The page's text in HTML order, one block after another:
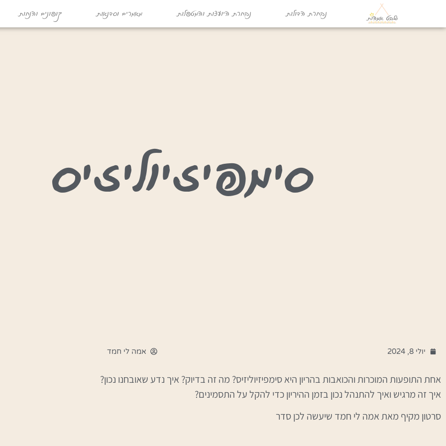
נבחרת הדולות נבחרת היועצות והמטפלות מאמרים וסדנאות קופונים והנחות
סימפיזיוליזיס
יולי 8, 2024 אמה לי חמד
אחת התופעות המוכרות והכואבות בהריון היא סימפיזיוליזיס? מה זה בדיוק? איך נדע שאובחנו נכון?
איך זה מרגיש ואיך להתנהל נכון בזמן ההיריון כדי להקל על התסמינים?
סרטון מקיף מאת אמה לי חמד שיעשה לכן סדר